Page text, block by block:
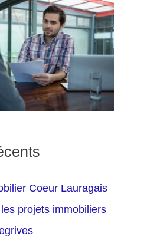
Coeur Lauragais
projets immobiliers